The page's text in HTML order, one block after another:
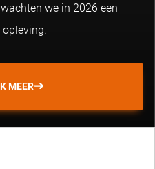
we in 2026 een
MEER